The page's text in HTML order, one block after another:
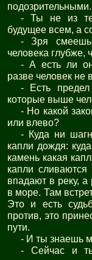
подозрительными.
- Ты не из
будущее всем, а
- Зря
человека глубже,
- А есть ли
разве человек не
- Есть предел
которые выше
- Но какой
или влево?
- Куда ни
капли дождя:
камень какая
капли
впадают в реку, а
в море. Там
Это и есть
против, это
пути.
- И ты знаешь
- Сейчас и